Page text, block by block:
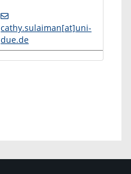
cathy.sulaiman[at]uni-
due.de